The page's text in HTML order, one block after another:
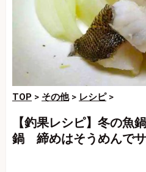
TOP > その他> レシピ>
【釣果レシピ】冬の魚
鍋 締めはそうめんで